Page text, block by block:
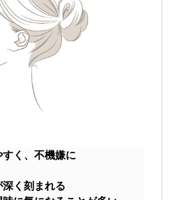
すく、不機嫌に
深く刻まれる